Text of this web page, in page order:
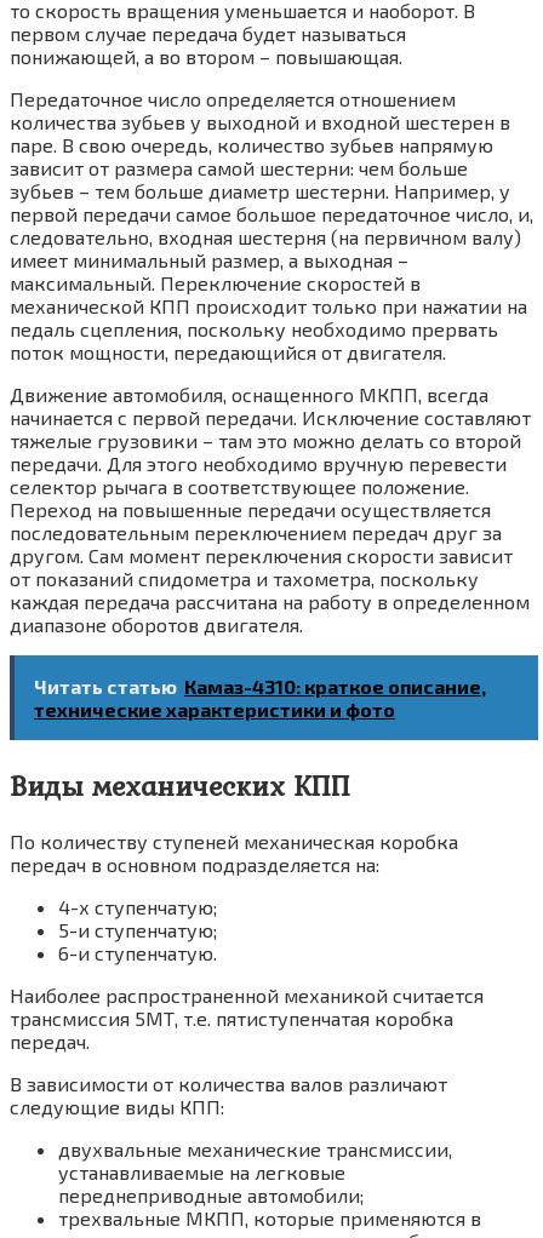
то скорость вращения уменьшается и наоборот. В
первом случае передача будет называться
понижающей, а во втором – повышающая.
Передаточное число определяется отношением
количества зубьев у выходной и входной шестерен в
паре. В свою очередь, количество зубьев напрямую
зависит от размера самой шестерни: чем больше
зубьев – тем больше диаметр шестерни. Например, у
первой передачи самое большое передаточное число, и,
следовательно, входная шестерня (на первичном валу)
имеет минимальный размер, а выходная –
максимальный. Переключение скоростей в
механической КПП происходит только при нажатии на
педаль сцепления, поскольку необходимо прервать
поток мощности, передающийся от двигателя.
Движение автомобиля, оснащенного МКПП, всегда
начинается с первой передачи. Исключение составляют
тяжелые грузовики – там это можно делать со второй
передачи. Для этого необходимо вручную перевести
селектор рычага в соответствующее положение.
Переход на повышенные передачи осуществляется
последовательным переключением передач друг за
другом. Сам момент переключения скорости зависит
от показаний спидометра и тахометра, поскольку
каждая передача рассчитана на работу в определенном
диапазоне оборотов двигателя.
Читать статью Камаз-4310: краткое описание,
технические характеристики и фото
Виды механических КПП
По количеству ступеней механическая коробка
передач в основном подразделяется на:
4-х ступенчатую;
5-и ступенчатую;
6-и ступенчатую.
Наиболее распространенной механикой считается
трансмиссия 5МТ, т.е. пятиступенчатая коробка
передач.
В зависимости от количества валов различают
следующие виды КПП:
двухвальные механические трансмиссии,
устанавливаемые на легковые
переднеприводные автомобили;
трехвальные МКПП, которые применяются в